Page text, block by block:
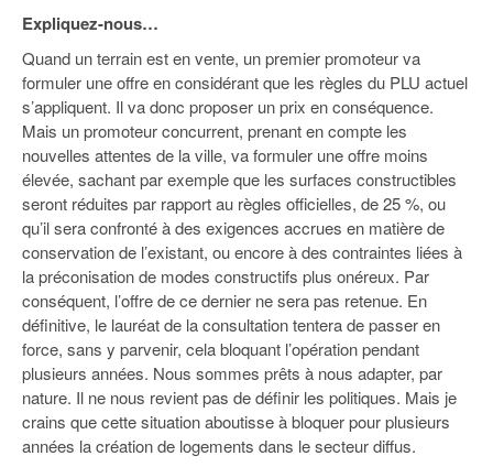
Expliquez-nous…
Quand un terrain est en vente, un premier promoteur va
formuler une offre en considérant que les règles du PLU actuel
s’appliquent. Il va donc proposer un prix en conséquence.
Mais un promoteur concurrent, prenant en compte les
nouvelles attentes de la ville, va formuler une offre moins
élevée, sachant par exemple que les surfaces constructibles
seront réduites par rapport au règles officielles, de 25 %, ou
qu’il sera confronté à des exigences accrues en matière de
conservation de l’existant, ou encore à des contraintes liées à
la préconisation de modes constructifs plus onéreux. Par
conséquent, l’offre de ce dernier ne sera pas retenue. En
définitive, le lauréat de la consultation tentera de passer en
force, sans y parvenir, cela bloquant l’opération pendant
plusieurs années. Nous sommes prêts à nous adapter, par
nature. Il ne nous revient pas de définir les politiques. Mais je
crains que cette situation aboutisse à bloquer pour plusieurs
années la création de logements dans le secteur diffus.